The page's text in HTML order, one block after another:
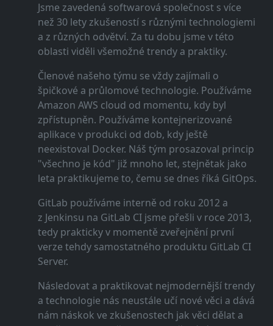
Jsme zavedená softwarová společnost s více
než 30 lety zkušeností s různými technologiemi
a z různých odvětví. Za tu dobu jsme v této
oblasti viděli všemožné trendy a praktiky.
Členové našeho týmu se vždy zajímali o
špičkové a průlomové technologie. Používáme
Amazon AWS cloud od momentu, kdy byl
zpřístupněn. Používáme kontejnerizované
aplikace v produkci od dob, kdy ještě
neexistoval Docker. Náš tým prosazoval princip
"všechno je kód" již mnoho let, stejnětak jako
leta praktikujeme to, čemu se dnes říká GitOps.
GitLab používáme interně od roku 2012 a
z Jenkinsu na GitLab CI jsme přešli v roce 2013,
tedy prakticky v momentě zveřejnění první
verze tehdy samostatného produktu GitLab CI
Server.
Následovat a praktikovat nejmodernější trendy
a technologie nás neustále učí nové věci a dává
nám náskok ve zkušenostech jak věci dělat a